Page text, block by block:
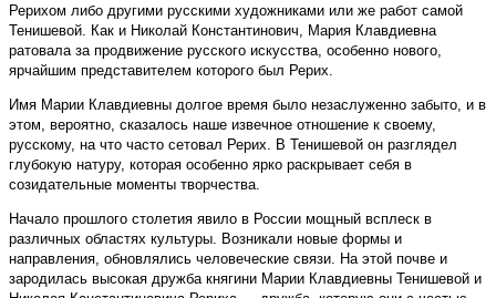
Рерихом либо другими русскими художниками или же работ самой
Тенишевой. Как и Николай Константинович, Мария Клавдиевна
ратовала за продвижение русского искусства, особенно нового,
ярчайшим представителем которого был Рерих.
Имя Марии Клавдиевны долгое время было незаслуженно забыто, и в
этом, вероятно, сказалось наше извечное отношение к своему,
русскому, на что часто сетовал Рерих. В Тенишевой он разглядел
глубокую натуру, которая особенно ярко раскрывает се­бя в
созидательные моменты творчества.
Начало прошлого столетия явило в России мощный всплеск в
различных областях культуры. Возникали новые формы и
направления, обновлялись человеческие связи. На этой почве и
зародилась высокая дружба княгини Марии Клавдиевны Тенишевой и